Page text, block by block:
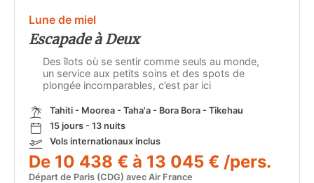
Lune de miel
Escapade à Deux
Des îlots où se sentir comme seuls au monde,
un service aux petits soins et des spots de
plongée incomparables, c’est par ici
Tahiti - Moorea - Taha'a - Bora Bora - Tikehau
15 jours - 13 nuits
Vols internationaux inclus
De 10 438 € à 13 045 € /pers.
Départ de Paris (CDG) avec Air France